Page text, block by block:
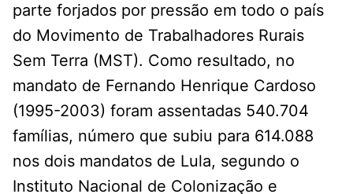
parte forjados por pressão em todo o país
do Movimento de Trabalhadores Rurais
Sem Terra (MST). Como resultado, no
mandato de Fernando Henrique Cardoso
(1995-2003) foram assentadas 540.704
famílias, número que subiu para 614.088
nos dois mandatos de Lula, segundo o
Instituto Nacional de Colonização e